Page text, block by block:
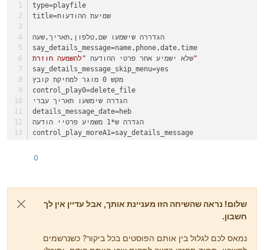
שיעשה לינק בשלוחה אחרת
copy_record_link=/5/1/17
enter_id=yes
enter_id_type=phone
delete_id_exit=yes
Phone=_hidden
type=playfile
title=שמיעת ההודעות
הגדררה שישמעו שם,טלפון,תאריך,שעה
say_details_message=name,phone,date,time
שלא ישמיע אחר פרטי ההודעה "להשמעה חוזרת"
say_details_message_skip_menu=yes
מקש 0 מוגר למחיקת קובץ
control_play0=delete_file
הגדרה שימשעו תאריך עברי
details_message_date=heb
הגדרה ש*1 משמיע פרטיי הודעה
control_play_moreA1=say_details_message
מקש 2* מוגדר שישמיע כמה הקשיבו לכל קובץ
listening_mark=yes
0
שלום! נראה שהשיחה הזו מעניינת אותך, אבל עדיין אין לך
חשבון.
נמאס לכם לגלול בין אותם הפוסטים בכל ביקור? כשנרשמים